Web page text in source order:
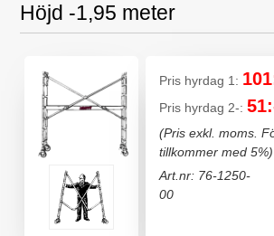
Höjd -1,95 meter
Pris hyrdag 1:
Pris hyrdag 2-:
(Pris exkl. moms.
tillkommer med 5%)
Art.nr: 76-1250-
00